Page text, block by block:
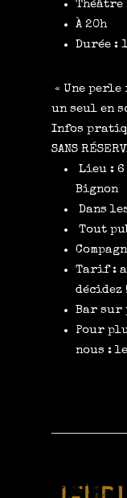
À 20h
Durée :
« Une
un seul en
Infos
SANS
Lieu : 6
Bignon
Dans
Tout
Tarif :
décidez !
Bar sur
Pour
nous :